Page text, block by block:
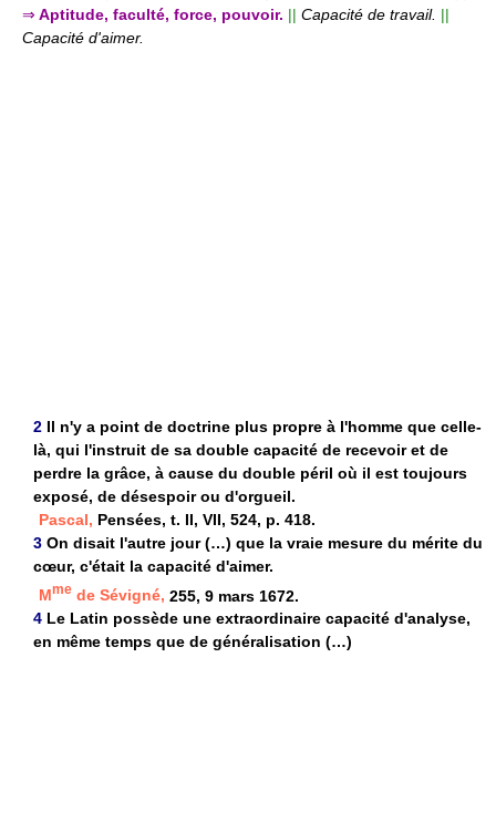
⇒ Aptitude, faculté, force, pouvoir. || Capacité de travail. ||
Capacité d'aimer.
2 Il n'y a point de doctrine plus propre à l'homme que celle-
là, qui l'instruit de sa double capacité de recevoir et de
perdre la grâce, à cause du double péril où il est toujours
exposé, de désespoir ou d'orgueil.
Pascal, Pensées, t. II, VII, 524, p. 418.
3 On disait l'autre jour (…) que la vraie mesure du mérite du
cœur, c'était la capacité d'aimer.
Mme de Sévigné, 255, 9 mars 1672.
4 Le Latin possède une extraordinaire capacité d'analyse,
en même temps que de généralisation (…)